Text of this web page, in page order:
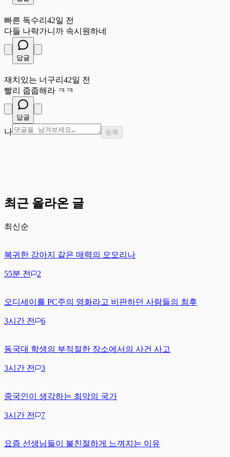
빠른 독수리 42일 전
다들 나락가니까 속시원하네
답글
재치있는 너구리 42일 전
빨리 줍줍해라 ㅋㅋ
답글
나 등록
최근 올라온 글
최신순
복귀한 강아지 같은 매력의 모모리나
55분 전 2
오디세이를 PC주의 영화라고 비판하던 사람들의 최후
3시간 전 6
동국대 학생의 부적절한 장소에서의 사건 사고
3시간 전 3
중국인이 생각하는 최악의 국가
3시간 전 7
요즘 선생님들이 불친절하게 느껴지는 이유